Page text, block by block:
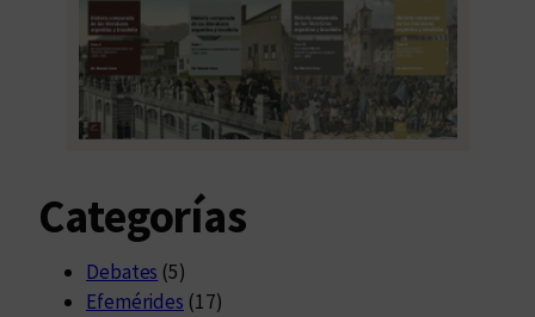
Categorías
Debates (5)
Efemérides (17)